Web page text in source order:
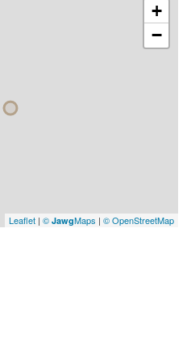
+
−
Leaflet | © JawgMaps | © OpenStreetMap